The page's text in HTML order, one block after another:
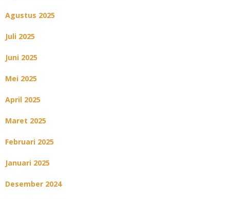
Agustus 2025
Juli 2025
Juni 2025
Mei 2025
April 2025
Maret 2025
Februari 2025
Januari 2025
Desember 2024